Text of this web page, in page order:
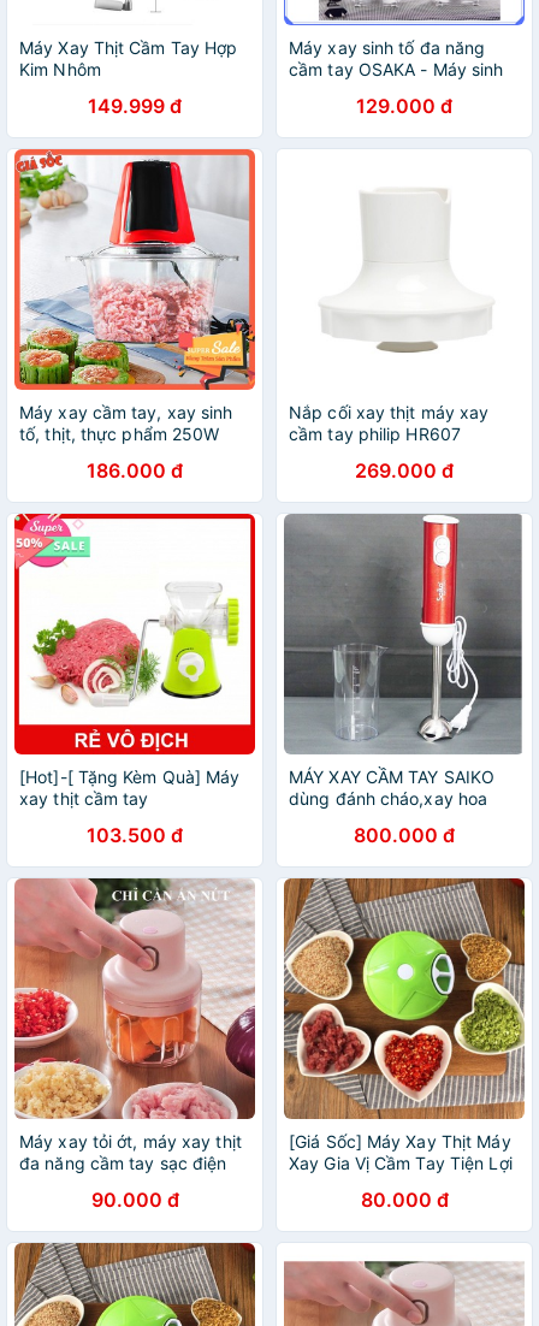
Máy Xay Thịt Cầm Tay Hợp
Kim Nhôm
149.999 đ
Máy xay sinh tố đa năng
cầm tay OSAKA - Máy sinh
đồ ăn dặm, rau củ, thịt
129.000 đ
Máy xay cầm tay, xay sinh
tố, thịt, thực phẩm 250W
186.000 đ
Nắp cối xay thịt máy xay
cầm tay philip HR607
269.000 đ
[Hot]-[ Tặng Kèm Quà] Máy
xay thịt cầm tay
103.500 đ
MÁY XAY CẦM TAY SAIKO
dùng đánh cháo,xay hoa
800.000 đ
Máy xay tỏi ớt, máy xay thịt
đa năng cầm tay sạc điện
90.000 đ
[Giá Sốc] Máy Xay Thịt Máy
Xay Gia Vị Cầm Tay Tiện Lợi
80.000 đ